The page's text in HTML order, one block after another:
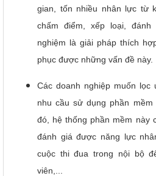
gian, tốn nhiều nhân lực từ
chấm điểm, xếp loại,
nghiệm là giải pháp thích
phục được những vấn đề này.
Các doanh nghiệp muốn
nhu cầu sử dụng phần
đó, hệ thống phần mềm này
đánh giá được năng lực
cuộc thi đua trong nội bộ
viên,...